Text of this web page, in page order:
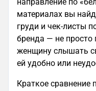
материалах вы
груди и чек-листы
бренда — не просто
женщину слышать
ей удобно или
Краткое сравнение